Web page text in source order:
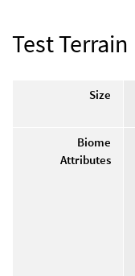
Test Terrain
Size
Biome
Attributes